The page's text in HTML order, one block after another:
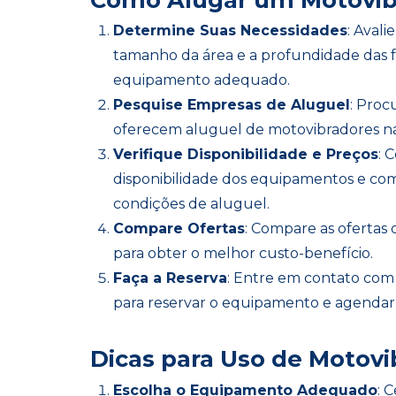
Determine Suas Necessidades:
tamanho da área e a profundidade das
equipamento adequado.
Pesquise Empresas de Aluguel :
oferecem aluguel de motovibradores
Verifique Disponibilidade e Preços:
disponibilidade dos equipamentos e
condições de aluguel.
Compare Ofertas: Compare as
para obter o melhor custo-benefício.
Faça a Reserva: Entre em contato
para reservar o equipamento e
Dicas para Uso de
Escolha o Equipamento Adequado: